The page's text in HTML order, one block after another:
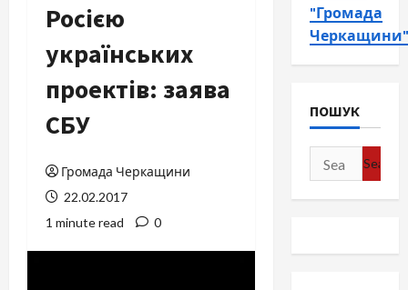
Росією
українських
проектів: заява
СБУ
Громада Черкащини
22.02.2017
1 minute read
0
"Громада
Черкащини"
ПОШУК
Search
for: